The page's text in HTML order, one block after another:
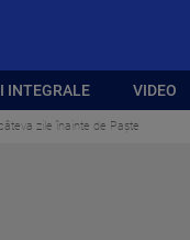
INTEGRALE VIDEO
zile înainte de Paște